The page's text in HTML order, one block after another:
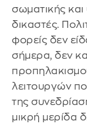
σωματικής
δικαστές.
φορείς δεν
σήμερα, δεν
λειτουργών
της
μικρή μερίδα